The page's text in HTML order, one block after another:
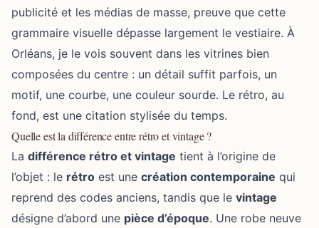
publicité et les médias de masse, preuve que cette
grammaire visuelle dépasse largement le vestiaire. À
Orléans, je le vois souvent dans les vitrines bien
composées du centre : un détail suffit parfois, un
motif, une courbe, une couleur sourde. Le rétro, au
fond, est une citation stylisée du temps.
Quelle est la différence entre rétro et vintage ?
La différence rétro et vintage tient à l’origine de
l’objet : le rétro est une création contemporaine qui
reprend des codes anciens, tandis que le vintage
désigne d’abord une pièce d’époque. Une robe neuve